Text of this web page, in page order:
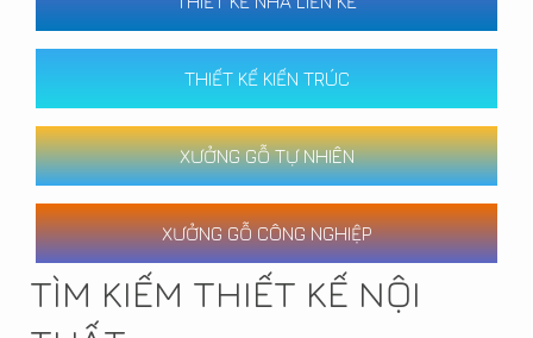
THIẾT KẾ KIẾN TRÚC
XƯỞNG GỖ TỰ NHIÊN
XƯỞNG GỖ CÔNG NGHIỆP
TÌM KIẾM THIẾT KẾ NỘI